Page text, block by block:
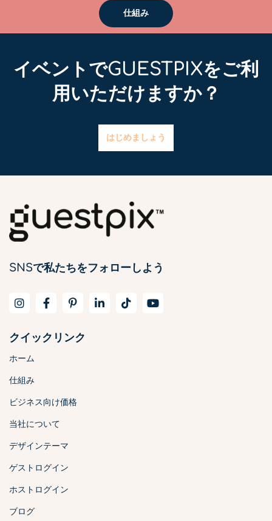
仕組み
イベントでGUESTPIXをご利
用いただけますか？
はじめましょう
SNSで私たちをフォローしよう
クイックリンク
ホーム
仕組み
ビジネス向け価格
当社について
デザインテーマ
ゲストログイン
ホストログイン
ブログ